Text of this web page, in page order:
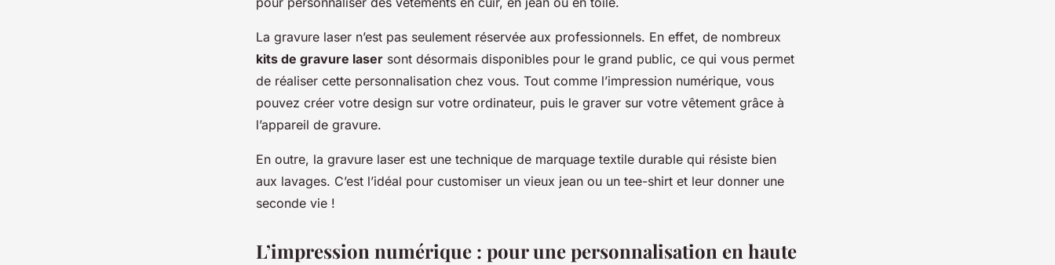
La gravure laser n’est pas seulement réservée aux professionnels. En effet, de nombreux
kits de gravure laser sont désormais disponibles pour le grand public, ce qui vous permet
de réaliser cette personnalisation chez vous. Tout comme l’impression numérique, vous
pouvez créer votre design sur votre ordinateur, puis le graver sur votre vêtement grâce à
l’appareil de gravure.
En outre, la gravure laser est une technique de marquage textile durable qui résiste bien
aux lavages. C’est l’idéal pour customiser un vieux jean ou un tee-shirt et leur donner une
seconde vie !
L’impression numérique : pour une personnalisation en haute